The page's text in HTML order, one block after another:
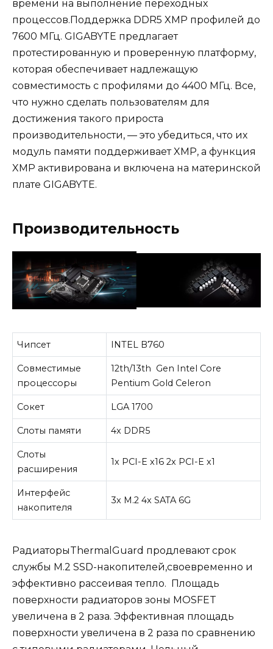
времени на выполнение переходных
процессов.Поддержка DDR5 XMP профилей до
7600 МГц. GIGABYTE предлагает
протестированную и проверенную платформу,
которая обеспечивает надлежащую
совместимость с профилями до 4400 МГц. Все,
что нужно сделать пользователям для
достижения такого прироста
производительности, — это убедиться, что их
модуль памяти поддерживает XMP, а функция
XMP активирована и включена на материнской
плате GIGABYTE.
Производительность
Чипсет INTEL B760
Совместимые
процессоры
12th/13th Gen Intel Core
Pentium Gold Celeron
Сокет LGA 1700
Слоты памяти 4x DDR5
Слоты
расширения
1x PCI-E x16 2x PCI-E x1
Интерфейс
накопителя
3x M.2 4x SATA 6G
РадиаторыThermalGuard продлевают срок
службы M.2 SSD-накопителей,своевременно и
эффективно рассеивая тепло. Площадь
поверхности радиаторов зоны MOSFET
увеличена в 2 раза. Эффективная площадь
поверхности увеличена в 2 раза по сравнению